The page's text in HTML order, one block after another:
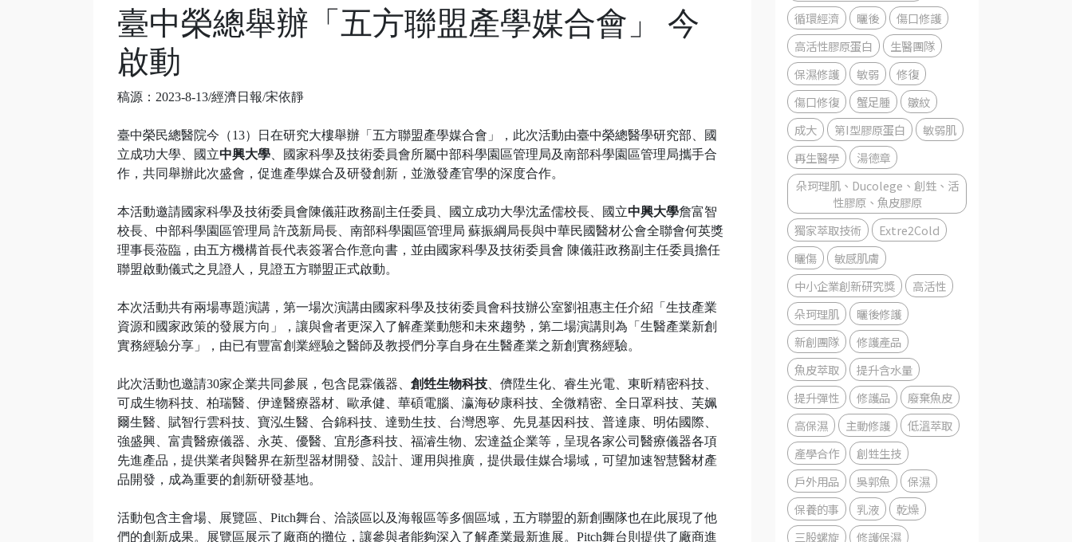
臺中榮總舉辦「五方聯盟產學媒合會」 今
啟動
稿源：2023-8-13/經濟日報/宋依靜
臺中榮民總醫院今（13）日在研究大樓舉辦「五方聯盟產學媒合會」，此次活動由臺中榮總醫學研究部、國
立成功大學、國立中興大學 、國家科學及技術委員會所屬中部科學園區管理局及南部科學園區管理局攜手合
作，共同舉辦此次盛會，促進產學媒合及研發創新，並激發產官學的深度合作。
本活動邀請國家科學及技術委員會陳儀莊政務副主任委員、國立成功大學沈孟儒校長、國立中興大學詹富智
校長、中部科學園區管理局 許茂新局長、南部科學園區管理局 蘇振綱局長與中華民國醫材公會全聯會何英獎
理事長蒞臨，由五方機構首長代表簽署合作意向書，並由國家科學及技術委員會 陳儀莊政務副主任委員擔任
聯盟啟動儀式之見證人，見證五方聯盟正式啟動。
本次活動共有兩場專題演講，第一場次演講由國家科學及技術委員會科技辦公室劉祖惠主任介紹「生技產業
資源和國家政策的發展方向」，讓與會者更深入了解產業動態和未來趨勢，第二場演講則為「生醫產業新創
實務經驗分享」，由已有豐富創業經驗之醫師及教授們分享自身在生醫產業之新創實務經驗。
此次活動也邀請30家企業共同參展，包含昆霖儀器、 創甡生物科技 、儕陞生化、睿生光電、東昕精密科技、
可成生物科技、柏瑞醫、伊達醫療器材、歐承健、華碩電腦、瀛海矽康科技、全微精密、全日罩科技、芙姵
爾生醫、賦智行雲科技、寶泓生醫、合錦科技、達勁生技、台灣恩寧、先見基因科技、普達康、明佑國際、
強盛興、富貴醫療儀器、永英、優醫、宜彤彥科技、福濬生物、宏達益企業等，呈現各家公司醫療儀器各項
先進產品，提供業者與醫界在新型器材開發、設計、運用與推廣，提供最佳媒合場域，可望加速智慧醫材產
品開發，成為重要的創新研發基地。
活動包含主會場、展覽區、Pitch舞台、洽談區以及海報區等多個區域，五方聯盟的新創團隊也在此展現了他
們的創新成果。展覽區展示了廠商的攤位，讓參與者能夠深入了解產業最新進展。Pitch舞台則提供了廠商進
循環經濟
曬後
傷口修護
高活性膠原蛋白
生醫團隊
保濕修護
敏弱
修復
傷口修復
蟹足腫
皺紋
成大
第I型膠原蛋白
敏弱肌
再生醫學
湯德章
朵珂理肌、Ducolege、創甡、活
性膠原、魚皮膠原
獨家萃取技術
Extre2Cold
曬傷
敏感肌膚
中小企業創新研究獎
高活性
朵珂理肌
曬後修護
新創團隊
修護產品
魚皮萃取
提升含水量
提升彈性
修護品
廢棄魚皮
高保濕
主動修護
低溫萃取
產學合作
創甡生技
戶外用品
吳郭魚
保濕
保養的事
乳液
乾燥
三股螺旋
修護保濕